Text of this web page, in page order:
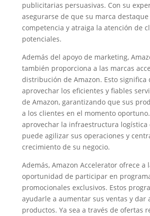
publicitarias persuasivas. Con su
asegurarse de que su marca
competencia y atraiga la atención de
potenciales.
Además del apoyo de marketing,
también proporciona a las marcas
distribución de Amazon. Esto significa
aprovechar los eficientes y fiables
de Amazon, garantizando que sus
a los clientes en el momento
aprovechar la infraestructura logística
puede agilizar sus operaciones y
crecimiento de su negocio.
Además, Amazon Accelerator ofrece a
oportunidad de participar en
promocionales exclusivos. Estos
ayudarle a aumentar sus ventas y dar
productos. Ya sea a través de ofertas